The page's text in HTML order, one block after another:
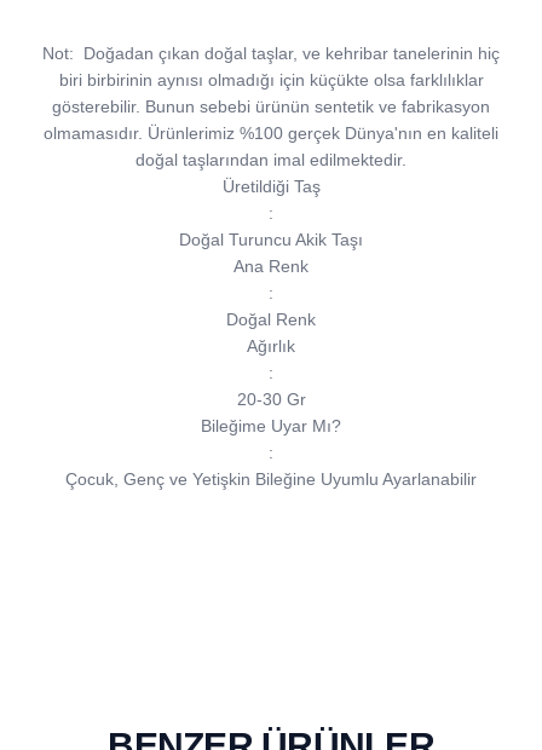
Not: Doğadan çıkan doğal taşlar, ve kehribar tanelerinin hiç
biri birbirinin aynısı olmadığı için küçükte olsa farklılıklar
gösterebilir. Bunun sebebi ürünün sentetik ve fabrikasyon
olmamasıdır. Ürünlerimiz %100 gerçek Dünya'nın en kaliteli
doğal taşlarından imal edilmektedir.
Üretildiği Taş
:
Doğal Turuncu Akik Taşı
Ana Renk
:
Doğal Renk
Ağırlık
:
20-30 Gr
Bileğime Uyar Mı?
:
Çocuk, Genç ve Yetişkin Bileğine Uyumlu Ayarlanabilir